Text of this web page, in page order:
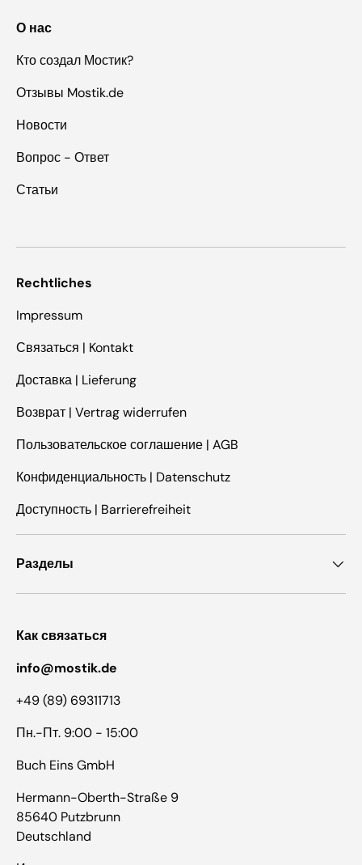
О нас
Кто создал Мостик?
Отзывы Mostik.de
Новости
Вопрос - Ответ
Статьи
Rechtliches
Impressum
Связаться | Kontakt
Доставка | Lieferung
Возврат | Vertrag widerrufen
Пользовательское соглашение | AGB
Конфиденциальность | Datenschutz
Доступность | Barrierefreiheit
Разделы
Как связаться
info@mostik.de
+49 (89) 69311713
Пн.-Пт. 9:00 - 15:00
Buch Eins GmbH
Hermann-Oberth-Straße 9
85640 Putzbrunn
Deutschland